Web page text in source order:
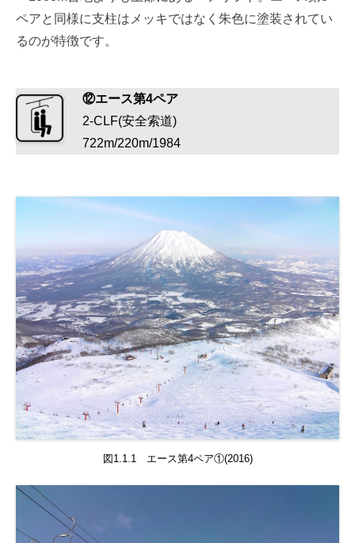
ペアと同様に支柱はメッキではなく朱色に塗装されてい
るのが特徴です。
⑫エース第4ペア
2-CLF(安全索道)
722m/220m/1984
図1.1.1 エース第4ペア①(2016)